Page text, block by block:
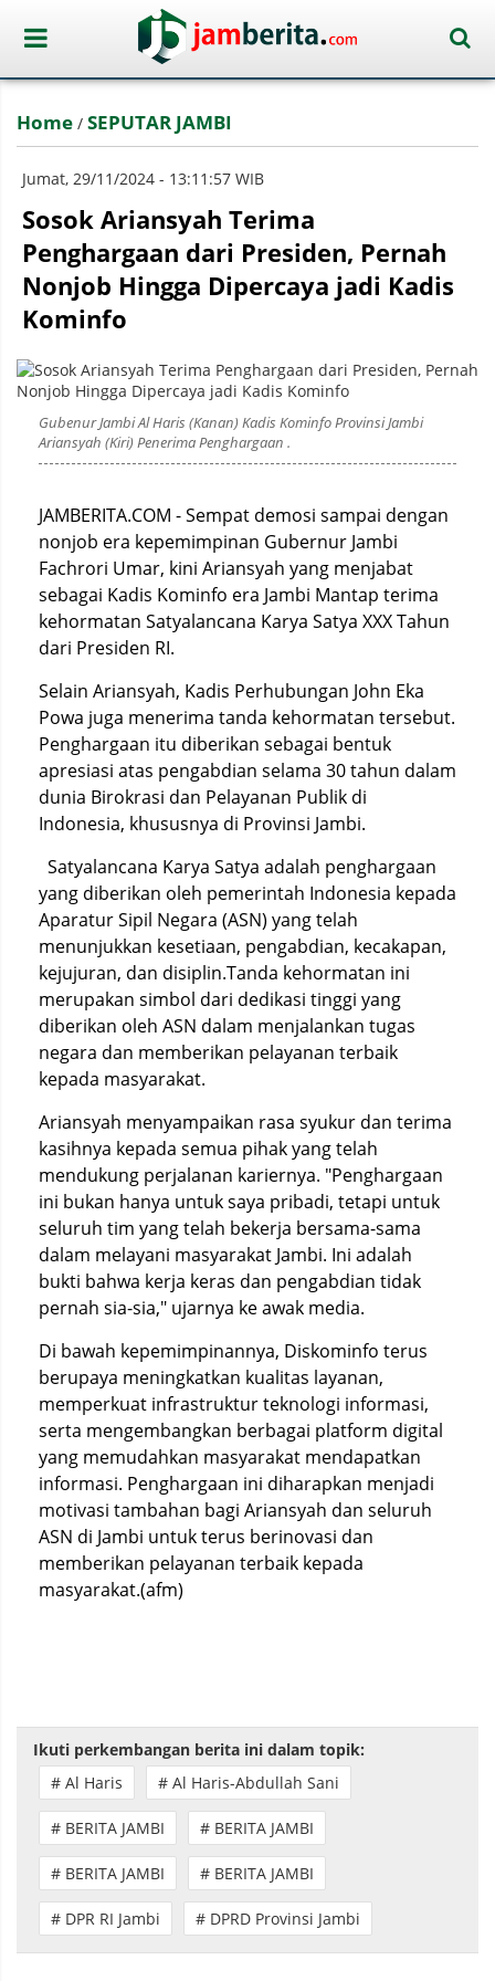
Home / SEPUTAR JAMBI
Jumat, 29/11/2024 - 13:11:57 WIB
Sosok Ariansyah Terima
Penghargaan dari Presiden, Pernah
Nonjob Hingga Dipercaya jadi Kadis
Kominfo
Gubenur Jambi Al Haris (Kanan) Kadis Kominfo Provinsi Jambi
Ariansyah (Kiri) Penerima Penghargaan .
JAMBERITA.COM - Sempat demosi sampai dengan
nonjob era kepemimpinan Gubernur Jambi
Fachrori Umar, kini Ariansyah yang menjabat
sebagai Kadis Kominfo era Jambi Mantap terima
kehormatan Satyalancana Karya Satya XXX Tahun
dari Presiden RI.
Selain Ariansyah, Kadis Perhubungan John Eka
Powa juga menerima tanda kehormatan tersebut.
Penghargaan itu diberikan sebagai bentuk
apresiasi atas pengabdian selama 30 tahun dalam
dunia Birokrasi dan Pelayanan Publik di
Indonesia, khususnya di Provinsi Jambi.
Satyalancana Karya Satya adalah penghargaan
yang diberikan oleh pemerintah Indonesia kepada
Aparatur Sipil Negara (ASN) yang telah
menunjukkan kesetiaan, pengabdian, kecakapan,
kejujuran, dan disiplin.Tanda kehormatan ini
merupakan simbol dari dedikasi tinggi yang
diberikan oleh ASN dalam menjalankan tugas
negara dan memberikan pelayanan terbaik
kepada masyarakat.
Ariansyah menyampaikan rasa syukur dan terima
kasihnya kepada semua pihak yang telah
mendukung perjalanan kariernya. "Penghargaan
ini bukan hanya untuk saya pribadi, tetapi untuk
seluruh tim yang telah bekerja bersama-sama
dalam melayani masyarakat Jambi. Ini adalah
bukti bahwa kerja keras dan pengabdian tidak
pernah sia-sia," ujarnya ke awak media.
Di bawah kepemimpinannya, Diskominfo terus
berupaya meningkatkan kualitas layanan,
memperkuat infrastruktur teknologi informasi,
serta mengembangkan berbagai platform digital
yang memudahkan masyarakat mendapatkan
informasi. Penghargaan ini diharapkan menjadi
motivasi tambahan bagi Ariansyah dan seluruh
ASN di Jambi untuk terus berinovasi dan
memberikan pelayanan terbaik kepada
masyarakat.(afm)
Ikuti perkembangan berita ini dalam topik:
# Al Haris
# Al Haris-Abdullah Sani
# BERITA JAMBI # BERITA JAMBI
# BERITA JAMBI # BERITA JAMBI
# DPR RI Jambi # DPRD Provinsi Jambi